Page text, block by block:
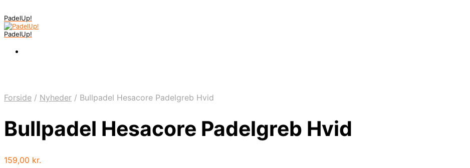
PadelUp!
PadelUp!
Forside / Nyheder / Bullpadel Hesacore Padelgreb Hvid
Bullpadel Hesacore Padelgreb Hvid
159,00 kr.